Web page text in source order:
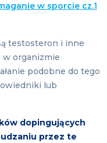
w sporcie cz.1
testosteron i inne
organizmie
podobne do tego
lub
dopingujących
przez te